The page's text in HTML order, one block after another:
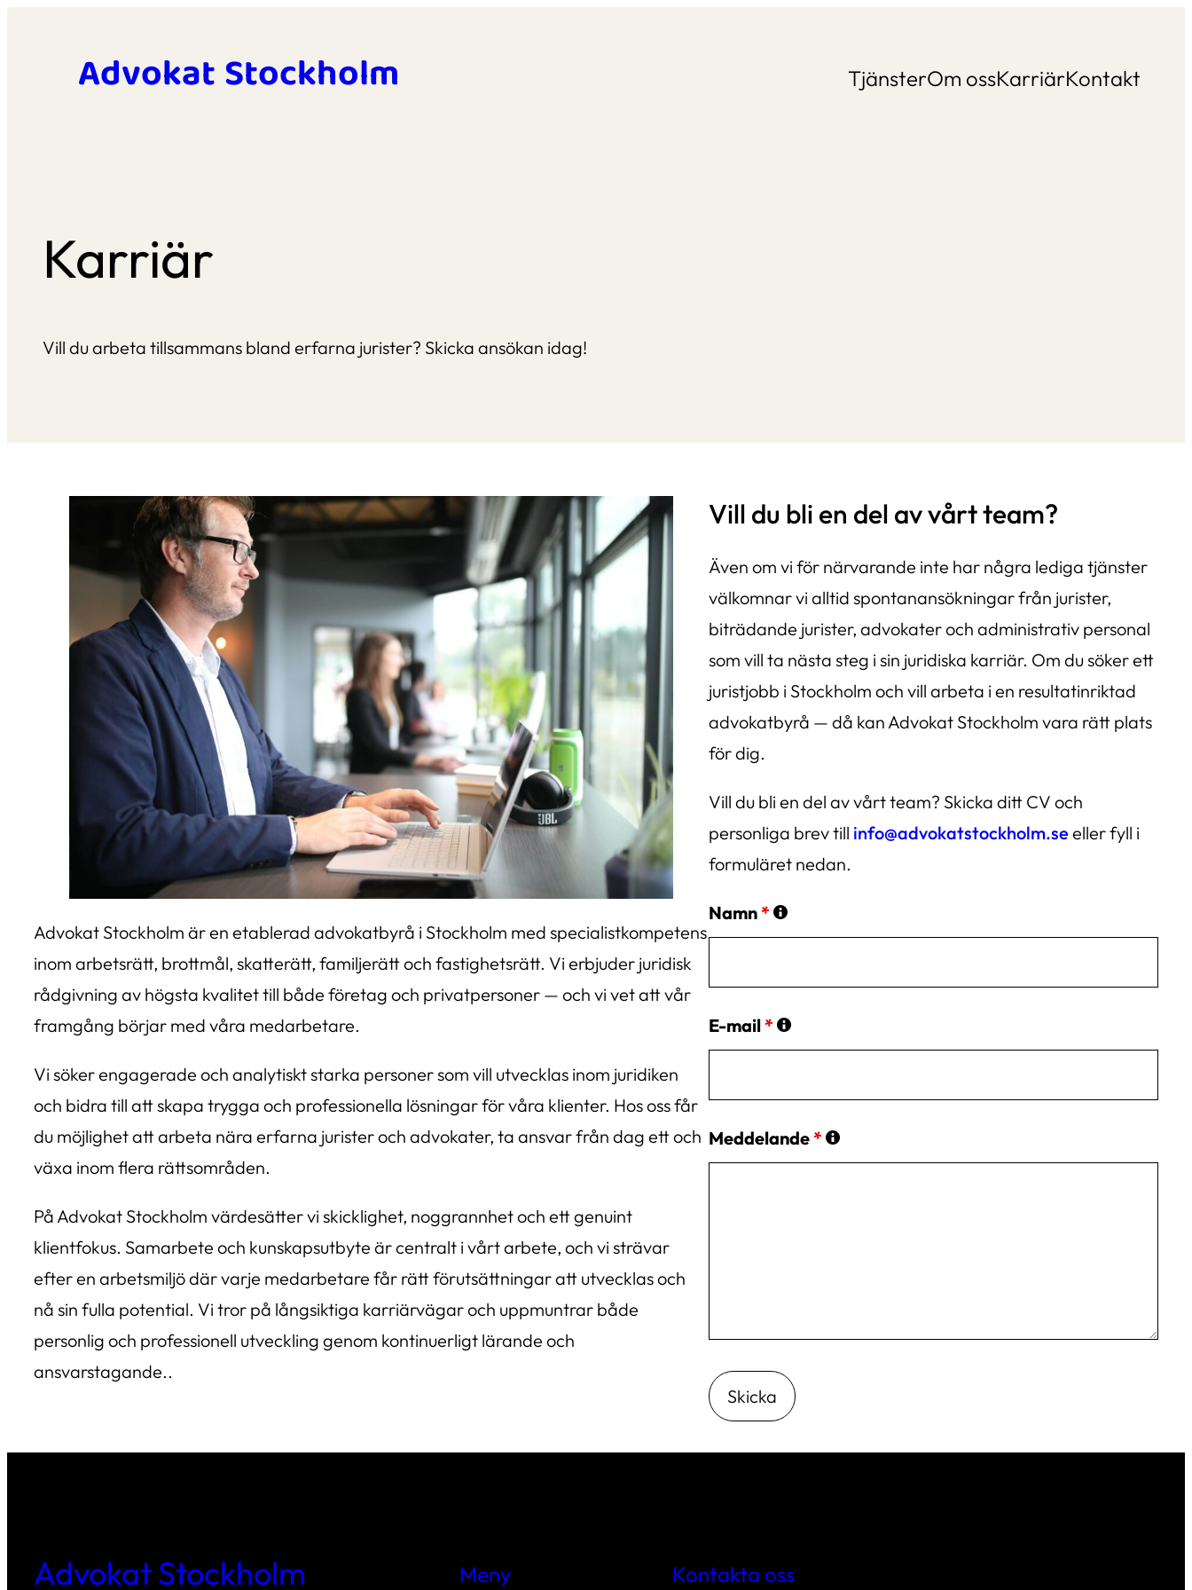
Advokat Stockholm TjänsterOm ossKarriärKontakt
Karriär
Vill du arbeta tillsammans bland erfarna jurister? Skicka ansökan idag!
Advokat Stockholm är en etablerad advokatbyrå i Stockholm med specialistkompetens
inom arbetsrätt, brottmål, skatterätt, familjerätt och fastighetsrätt. Vi erbjuder juridisk
rådgivning av högsta kvalitet till både företag och privatpersoner — och vi vet att vår
framgång börjar med våra medarbetare.
Vi söker engagerade och analytiskt starka personer som vill utvecklas inom juridiken
och bidra till att skapa trygga och professionella lösningar för våra klienter. Hos oss får
du möjlighet att arbeta nära erfarna jurister och advokater, ta ansvar från dag ett och
växa inom flera rättsområden.
På Advokat Stockholm värdesätter vi skicklighet, noggrannhet och ett genuint
klientfokus. Samarbete och kunskapsutbyte är centralt i vårt arbete, och vi strävar
efter en arbetsmiljö där varje medarbetare får rätt förutsättningar att utvecklas och
nå sin fulla potential. Vi tror på långsiktiga karriärvägar och uppmuntrar både
personlig och professionell utveckling genom kontinuerligt lärande och
ansvarstagande..
Vill du bli en del av vårt team?
Även om vi för närvarande inte har några lediga tjänster
välkomnar vi alltid spontanansökningar från jurister,
biträdande jurister, advokater och administrativ personal
som vill ta nästa steg i sin juridiska karriär. Om du söker ett
juristjobb i Stockholm och vill arbeta i en resultatinriktad
advokatbyrå — då kan Advokat Stockholm vara rätt plats
för dig.
Vill du bli en del av vårt team? Skicka ditt CV och
personliga brev till info@advokatstockholm.se eller fyll i
formuläret nedan.
Namn*
E-mail*
Meddelande*
Advokat Stockholm Meny Kontakta oss